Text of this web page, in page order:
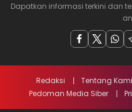
Dapatkan informasi terkini dan
Redaksi Tentang Kami
Pedoman Media Siber